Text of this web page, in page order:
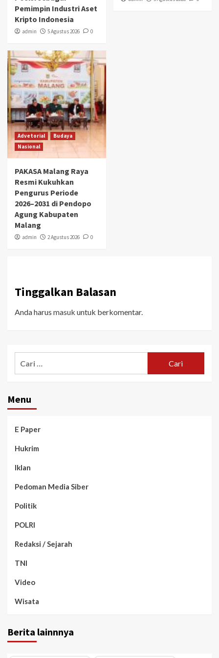
Pemimpin Industri Aset
Kripto Indonesia
admin 5 Agustus 2026 0
Advetorial
Budaya
Nasional
PAKASA Malang Raya
Resmi Kukuhkan
Pengurus Periode
2026–2031 di Pendopo
Agung Kabupaten
Malang
admin 2 Agustus 2026 0
Tinggalkan Balasan
Anda harus masuk untuk berkomentar.
Menu
E Paper
Hukrim
Iklan
Pedoman Media Siber
Politik
POLRI
Redaksi / Sejarah
TNI
Video
Wisata
Berita lainnnya